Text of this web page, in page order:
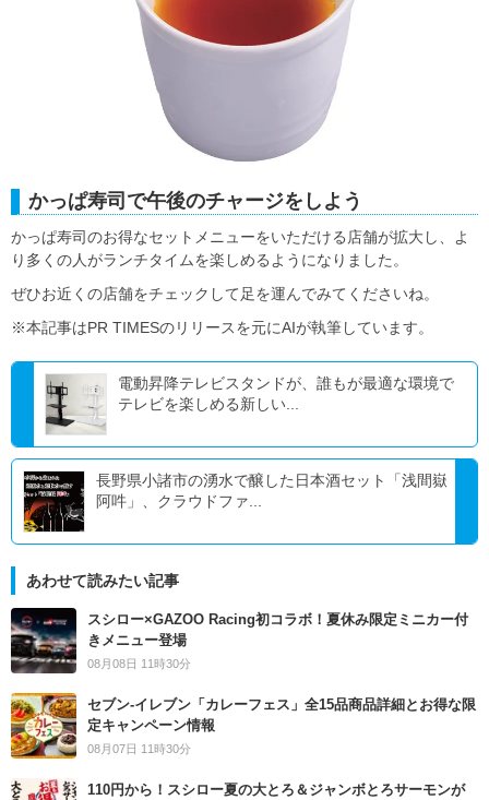
かっぱ寿司で午後のチャージをしよう
かっぱ寿司のお得なセットメニューをいただける店舗が拡大し、よ
り多くの人がランチタイムを楽しめるようになりました。
ぜひお近くの店舗をチェックして足を運んでみてくださいね。
※本記事はPR TIMESのリリースを元にAIが執筆しています。
電動昇降テレビスタンドが、誰もが最適な環境で
テレビを楽しめる新しい...
長野県小諸市の湧水で醸した日本酒セット「浅間嶽
阿吽」、クラウドファ...
あわせて読みたい記事
スシロー×GAZOO Racing初コラボ！夏休み限定ミニカー付
きメニュー登場
08月08日 11時30分
セブン‐イレブン「カレーフェス」全15品商品詳細とお得な限
定キャンペーン情報
08月07日 11時30分
110円から！スシロー夏の大とろ＆ジャンボとろサーモンが